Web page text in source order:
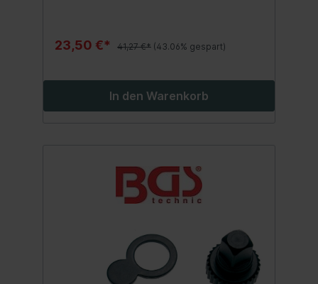
23,50 €* 41,27 €* (43.06% gespart)
In den Warenkorb